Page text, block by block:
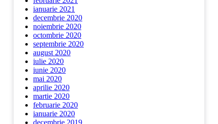
ianuarie 2021
decembrie 2020
noiembrie 2020
octombrie 2020
septembrie 2020
august 2020
iulie 2020
iunie 2020
mai 2020
aprilie 2020
martie 2020
februarie 2020
ianuarie 2020
decembrie 2019